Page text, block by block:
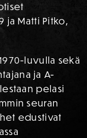
ja Matti Pitko,
luvulla sekä
ja A-
pelasi
seuran
edustivat